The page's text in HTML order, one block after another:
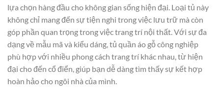
lựa chọn hàng đầu cho không gian sống hiện đại. Loại tủ này
không chỉ mang đến sự tiện nghi trong việc lưu trữ mà còn
góp phần quan trọng trong việc trang trí nội thất. Với sự đa
dạng về mẫu mã và kiểu dáng, tủ quần áo gỗ công nghiệp
phù hợp với nhiều phong cách trang trí khác nhau, từ hiện
đại cho đến cổ điển, giúp bạn dễ dàng tìm thấy sự kết hợp
hoàn hảo cho ngôi nhà của mình.